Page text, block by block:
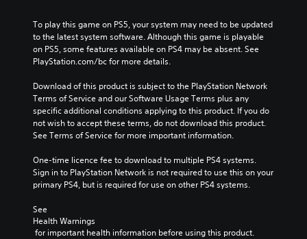
To play this game on PS5, your system may need to be updated
to the latest system software. Although this game is playable
on PS5, some features available on PS4 may be absent. See
PlayStation.com/bc for more details.
Download of this product is subject to the PlayStation Network
Terms of Service and our Software Usage Terms plus any
specific additional conditions applying to this product. If you do
not wish to accept these terms, do not download this product.
See Terms of Service for more important information.
One-time licence fee to download to multiple PS4 systems.
Sign in to PlayStation Network is not required to use this on your
primary PS4, but is required for use on other PS4 systems.
See
Health Warnings
for important health information before using this product.